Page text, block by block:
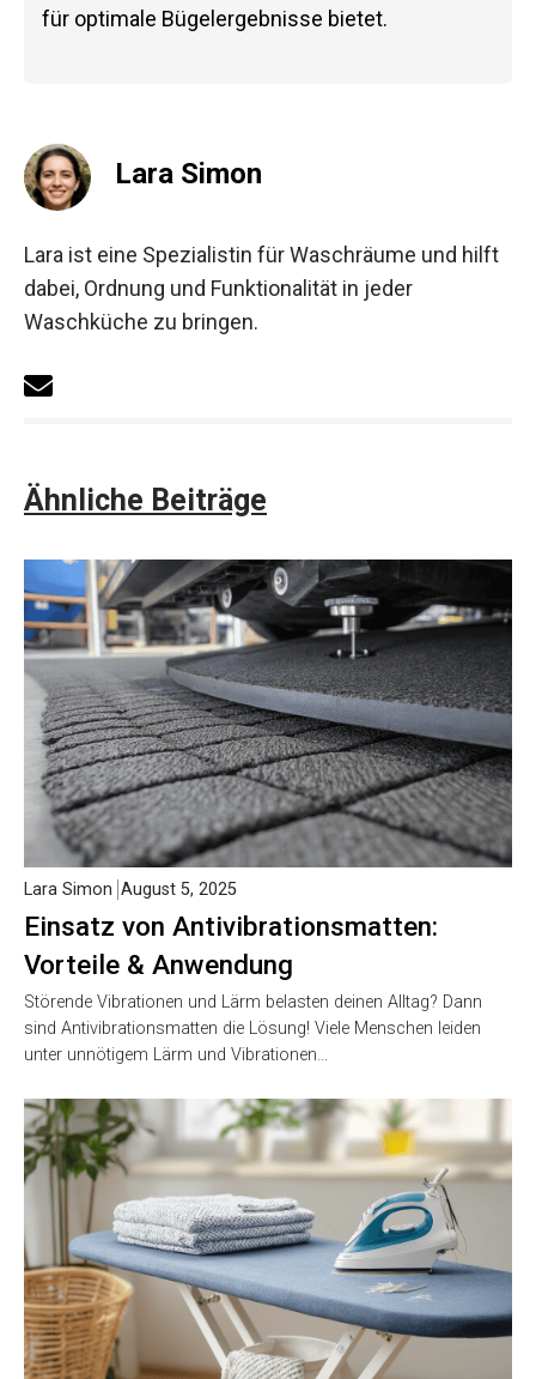
für optimale Bügelergebnisse bietet.
Lara Simon
Lara ist eine Spezialistin für Waschräume und hilft
dabei, Ordnung und Funktionalität in jeder
Waschküche zu bringen.
Ähnliche Beiträge
Einsatz von Antivibrationsmatten:
Vorteile & Anwendung
Lara Simon August 5, 2025
Störende Vibrationen und Lärm belasten deinen Alltag? Dann
sind Antivibrationsmatten die Lösung! Viele Menschen leiden
unter unnötigem Lärm und Vibrationen…